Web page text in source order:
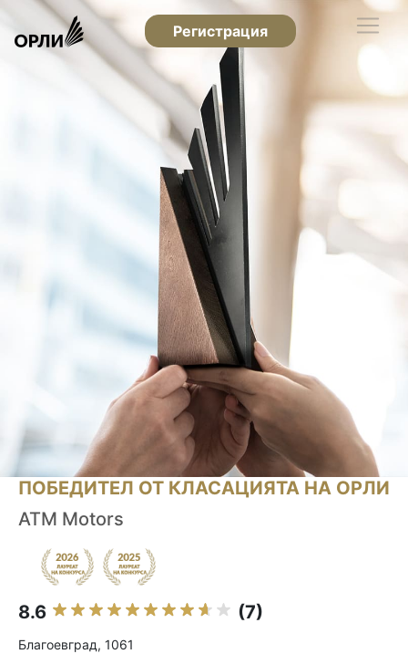
Регистрация
ПОБЕДИТЕЛ ОТ КЛАСАЦИЯТА НА ОРЛИ
ATM Motors
8.6 (7)
Благоевград, 1061